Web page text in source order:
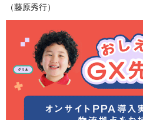
（藤原秀行）